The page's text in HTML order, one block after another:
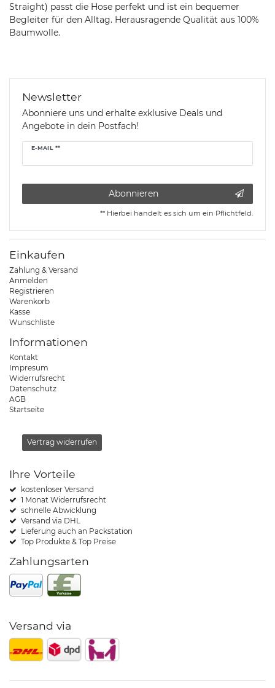
Straight) passt die Hose perfekt und ist ein bequemer
Begleiter für den Alltag. Herausragende Qualität aus 100%
Baumwolle.
Newsletter
Abonniere uns und erhalte exklusive Deals und
Angebote in dein Postfach!
E-MAIL **
Newsletter
Abonnieren
** Hierbei handelt es sich um ein Pflichtfeld.
Einkaufen
Zahlung & Versand
Anmelden
Registrieren
Warenkorb
Kasse
Wunschliste
Informationen
Kontakt
Impresum
Widerrufsrecht
Datenschutz
AGB
Startseite
Vertrag widerrufen
Ihre Vorteile
kostenloser Versand
1 Monat Widerrufsrecht
schnelle Abwicklung
Versand via DHL
Lieferung auch an Packstation
Top Produkte & Top Preise
Zahlungsarten
Versand via